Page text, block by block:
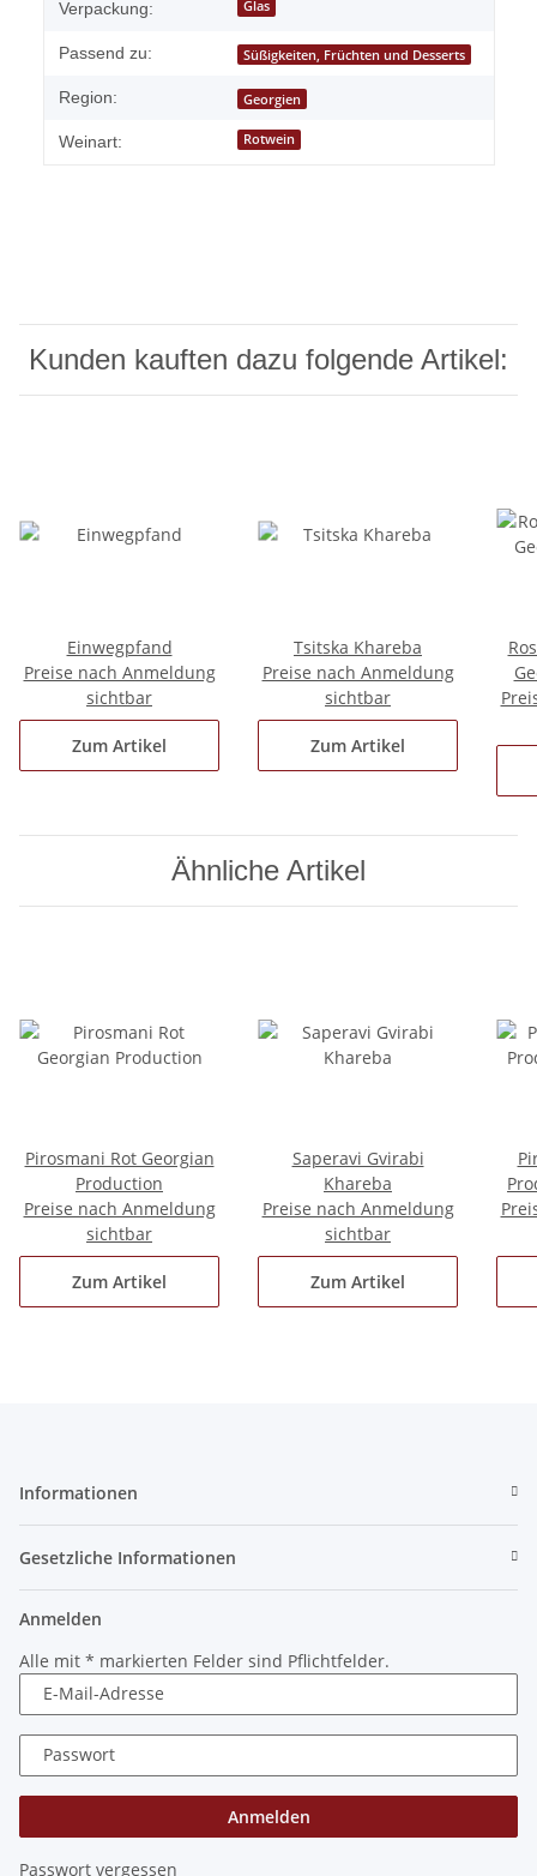
Verpackung: Glas
Passend zu: Süßigkeiten, Früchten und Desserts
Region: Georgien
Weinart: Rotwein
Kunden kauften dazu folgende Artikel:
Einwegpfand
Preise nach Anmeldung
sichtbar
Zum Artikel
Tsitska Khareba
Preise nach Anmeldung
sichtbar
Zum Artikel
Ähnliche Artikel
Pirosmani Rot Georgian
Production
Preise nach Anmeldung
sichtbar
Zum Artikel
Saperavi Gvirabi
Khareba
Preise nach Anmeldung
sichtbar
Zum Artikel
Informationen
Gesetzliche Informationen
Anmelden
Alle mit * markierten Felder sind Pflichtfelder.
E-Mail-Adresse
Passwort
Anmelden
Passwort vergessen